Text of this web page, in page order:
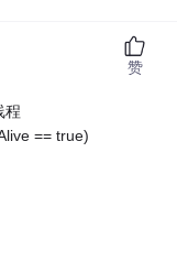
程
== true)
赞